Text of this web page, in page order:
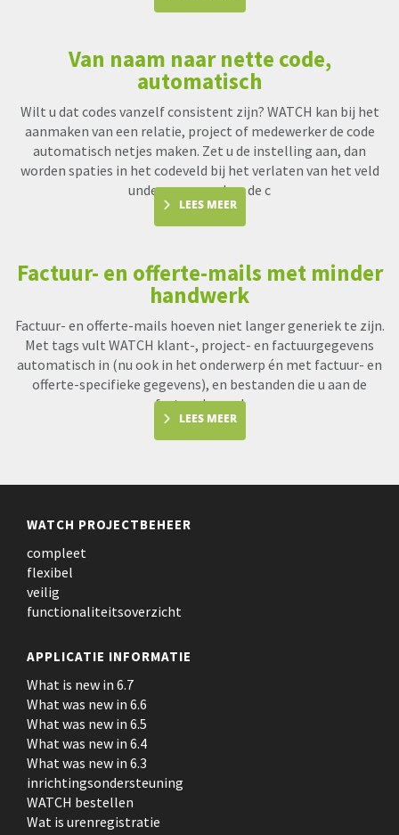
Van naam naar nette code,
automatisch
Wilt u dat codes vanzelf consistent zijn? WATCH kan bij het
aanmaken van een relatie, project of medewerker de code
automatisch netjes maken. Zet u de instelling aan, dan
worden spaties in het codeveld bij het verlaten van het veld
underscores en kan de c
LEES MEER
Factuur- en offerte-mails met minder
handwerk
Factuur- en offerte-mails hoeven niet langer generiek te zijn.
Met tags vult WATCH klant-, project- en factuurgegevens
automatisch in (nu ook in het onderwerp én met factuur- en
offerte-specifieke gegevens), en bestanden die u aan de
factuur koppel
LEES MEER
WATCH PROJECTBEHEER
compleet
flexibel
veilig
functionaliteitsoverzicht
APPLICATIE INFORMATIE
What is new in 6.7
What was new in 6.6
What was new in 6.5
What was new in 6.4
What was new in 6.3
inrichtingsondersteuning
WATCH bestellen
Wat is urenregistratie